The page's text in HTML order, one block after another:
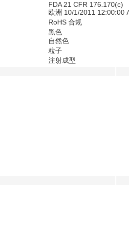
FDA 21 CFR 176.170(c)
欧洲 10/1/2011 12:00:00
RoHS 合规
黑色
自然色
粒子
注射成型